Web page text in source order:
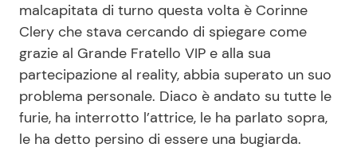
Info
Chi siamo
Disclaimer e Privacy
malcapitata di turno questa volta è Corinne
Clery che stava cercando di spiegare come
grazie al Grande Fratello VIP e alla sua
partecipazione al reality, abbia superato un suo
problema personale. Diaco è andato su tutte le
furie, ha interrotto l’attrice, le ha parlato sopra,
le ha detto persino di essere una bugiarda.